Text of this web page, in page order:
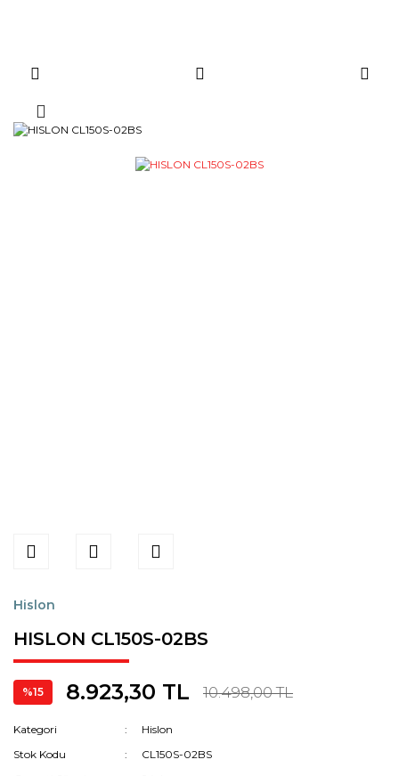
Hislon
HISLON CL150S-02BS
%15 8.923,30 TL 10.498,00 TL
Kategori
Hislon
Stok Kodu
CL150S-02BS